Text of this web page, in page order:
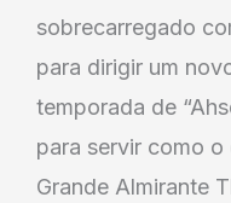
sobrecarregado
para dirigir um
temporada de
para servir como
Grande Almirante